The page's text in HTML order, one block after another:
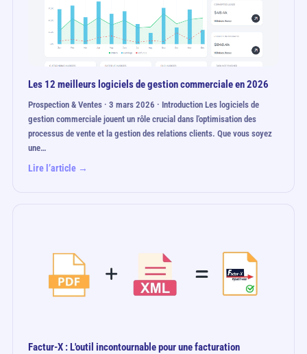
Les 12 meilleurs logiciels de gestion commerciale en 2026
Prospection & Ventes · 3 mars 2026 · Introduction Les logiciels de
gestion commerciale jouent un rôle crucial dans l'optimisation des
processus de vente et la gestion des relations clients. Que vous soyez
une…
Lire l’article →
Factur-X : L'outil incontournable pour une facturation